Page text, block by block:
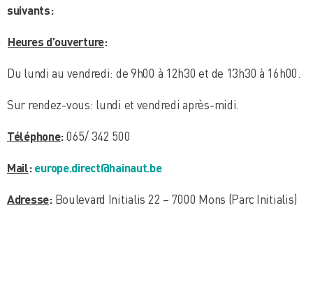
suivants:
Heures d’ouverture:
Du lundi au vendredi: de 9h00 à 12h30 et de 13h30 à 16h00.
Sur rendez-vous: lundi et vendredi après-midi.
Téléphone:065/ 342 500
Mail:europe.direct@hainaut.be
Adresse:Boulevard Initialis 22 – 7000 Mons (Parc Initialis)